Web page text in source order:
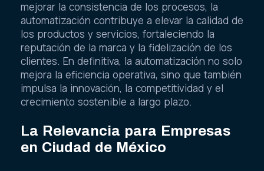
mejorar la consistencia de los procesos, la
automatización contribuye a elevar la calidad de
los productos y servicios, fortaleciendo la
reputación de la marca y la fidelización de los
clientes. En definitiva, la automatización no solo
mejora la eficiencia operativa, sino que también
impulsa la innovación, la competitividad y el
crecimiento sostenible a largo plazo.
La Relevancia para Empresas
en Ciudad de México